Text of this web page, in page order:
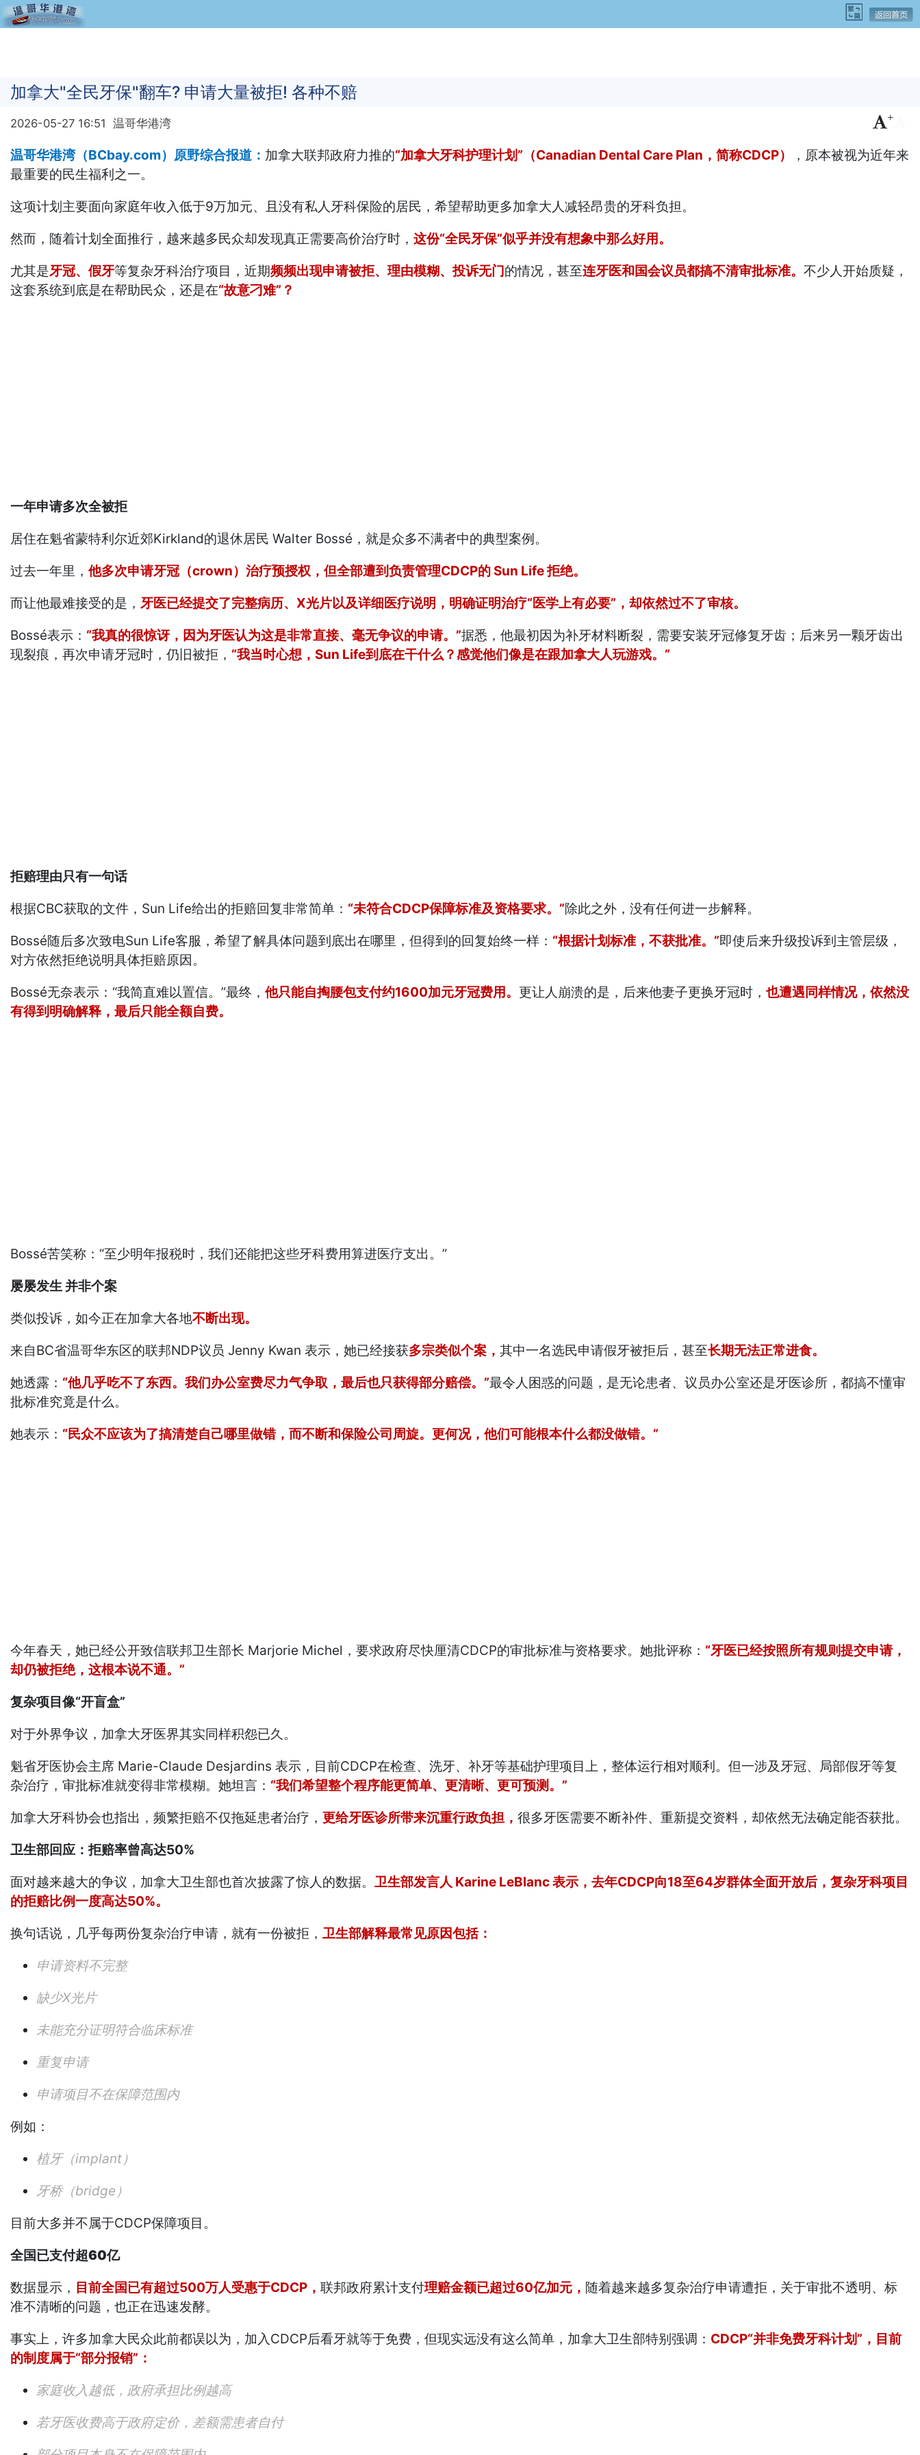
加拿大"全民牙保"翻车? 申请大量被拒! 各种不赔
2026-05-27 16:51 温哥华港湾 +
温哥华港湾（BCbay.com）原野综合报道： 加拿大联邦政府力推的“加拿大牙科护理计划”（Canadian Dental Care Plan，简称CDCP）
，原本被视为近年来
最重要的民生福利之一。
这项计划主要面向家庭年收入低于9万加元、且没有私人牙科保险的居民，希望帮助更多加拿大人减轻昂贵的牙科负担。
然而，随着计划全面推行，越来越多民众却发现真正需要高价治疗时，这份“全民牙保”似乎并没有想象中那么好用。
尤其是牙冠、假牙等复杂牙科治疗项目，近期频频出现申请被拒、理由模糊、投诉无门的情况，甚至连牙医和国会议员都搞不清审批标准。不少人开始质疑，
这套系统到底是在帮助民众，还是在“故意刁难”？
一年申请多次全被拒
居住在魁省蒙特利尔近郊Kirkland的退休居民 Walter Bossé，就是众多不满者中的典型案例。
过去一年里，他多次申请牙冠（crown）治疗预授权，但全部遭到负责管理CDCP的 Sun Life 拒绝。
而让他最难接受的是，牙医已经提交了完整病历、X光片以及详细医疗说明，明确证明治疗“医学上有必要”，却依然过不了审核。
Bossé表示： “我真的很惊讶，因为牙医认为这是非常直接、毫无争议的申请。”据悉，他最初因为补牙材料断裂，需要安装牙冠修复牙齿；后来另一颗牙齿出
现裂痕，再次申请牙冠时，仍旧被拒， “我当时心想，Sun Life到底在干什么？感觉他们像是在跟加拿大人玩游戏。”
拒赔理由只有一句话
根据CBC获取的文件，Sun Life给出的拒赔回复非常简单： “未符合CDCP保障标准及资格要求。”除此之外，没有任何进一步解释。
Bossé随后多次致电Sun Life客服，希望了解具体问题到底出在哪里，但得到的回复始终一样： “根据计划标准，不获批准。”即使后来升级投诉到主管层级，
对方依然拒绝说明具体拒赔原因。
Bossé无奈表示：“我简直难以置信。”最终，他只能自掏腰包支付约1600加元牙冠费用。 更让人崩溃的是，后来他妻子更换牙冠时，也遭遇同样情况，依然没
有得到明确解释，最后只能全额自费。
Bossé苦笑称：“至少明年报税时，我们还能把这些牙科费用算进医疗支出。”
屡屡发生 并非个案
类似投诉，如今正在加拿大各地不断出现。
来自BC省温哥华东区的联邦NDP议员 Jenny Kwan 表示，她已经接获多宗类似个案，其中一名选民申请假牙被拒后，甚至长期无法正常进食。
她透露： “他几乎吃不了东西。我们办公室费尽力气争取，最后也只获得部分赔偿。”最令人困惑的问题，是无论患者、议员办公室还是牙医诊所，都搞不懂审
批标准究竟是什么。
她表示： “民众不应该为了搞清楚自己哪里做错，而不断和保险公司周旋。更何况，他们可能根本什么都没做错。”
今年春天，她已经公开致信联邦卫生部长 Marjorie Michel，要求政府尽快厘清CDCP的审批标准与资格要求。她批评称： “牙医已经按照所有规则提交申请，
却仍被拒绝，这根本说不通。”
复杂项目像“开盲盒”
对于外界争议，加拿大牙医界其实同样积怨已久。
魁省牙医协会主席 Marie-Claude Desjardins 表示，目前CDCP在检查、洗牙、补牙等基础护理项目上，整体运行相对顺利。但一涉及牙冠、局部假牙等复
杂治疗，审批标准就变得非常模糊。她坦言： “我们希望整个程序能更简单、更清晰、更可预测。”
加拿大牙科协会也指出，频繁拒赔不仅拖延患者治疗，更给牙医诊所带来沉重行政负担，很多牙医需要不断补件、重新提交资料，却依然无法确定能否获批。
卫生部回应：拒赔率曾高达50%
面对越来越大的争议，加拿大卫生部也首次披露了惊人的数据。卫生部发言人 Karine LeBlanc 表示，去年CDCP向18至64岁群体全面开放后，复杂牙科项目
的拒赔比例一度高达50%。
换句话说，几乎每两份复杂治疗申请，就有一份被拒，卫生部解释最常见原因包括：
申请资料不完整
缺少X光片
未能充分证明符合临床标准
重复申请
申请项目不在保障范围内
例如：
植牙（implant）
牙桥（bridge）
目前大多并不属于CDCP保障项目。
全国已支付超60亿
数据显示， 目前全国已有超过500万人受惠于CDCP，联邦政府累计支付理赔金额已超过60亿加元， 随着越来越多复杂治疗申请遭拒，关于审批不透明、标
准不清晰的问题，也正在迅速发酵。
事实上，许多加拿大民众此前都误以为，加入CDCP后看牙就等于免费，但现实远没有这么简单，加拿大卫生部特别强调： CDCP“并非免费牙科计划”，目前
的制度属于“部分报销”：
家庭收入越低，政府承担比例越高
若牙医收费高于政府定价，差额需患者自付